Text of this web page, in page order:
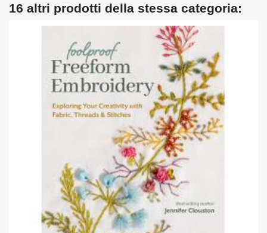
16 altri prodotti della stessa categoria: